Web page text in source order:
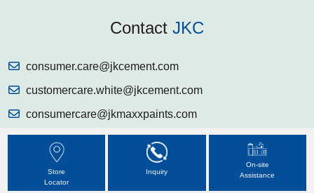
Contact JKC
consumer.care@jkcement.com
customercare.white@jkcement.com
consumercare@jkmaxxpaints.com
Grey Cement:1800 266 4606
1800 102 8868
Paints:1800 203 4555
Store
Locator
Inquiry
On-site
Assistance